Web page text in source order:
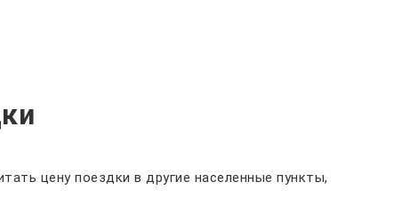
цену поездки в другие населенные пункты,